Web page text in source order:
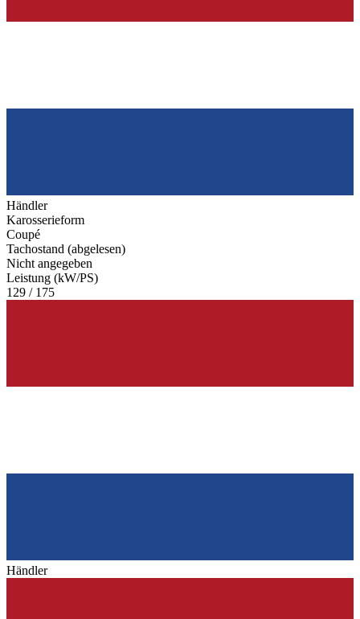
Händler
Karosserieform
Coupé
Tachostand (abgelesen)
Nicht angegeben
Leistung (kW/PS)
129 / 175
Händler